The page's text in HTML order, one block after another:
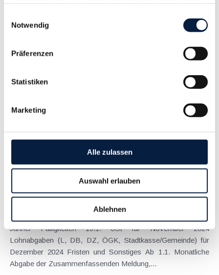
gesammelt haben.
Notwendig
Präferenzen
Statistiken
Marketing
Alle zulassen
Auswahl erlauben
Ablehnen
Bonuszahlungen bis zu 1.000 € einem oder mehreren
Kein Sachbezug für Abstell- und Garagenplätze bei
Das BFG hatte sich (GZ RV/7103968/2024 vom 27. Mai 2025)
mit der Frage auseinanderzusetzen, ob die unentgeltliche
durch den Arbeitgeber in einem Bereich, in dem ein so
genanntes "Parkpickerl" benötigt wird, auch dann...
Langtext
empfehlen drucken
Steuertermine 2025
Jänner Fälligkeiten 15.1. USt für November 2024
Lohnabgaben (L, DB, DZ, ÖGK, Stadtkasse/Gemeinde) für
Dezember 2024 Fristen und Sonstiges Ab 1.1. Monatliche
Abgabe der Zusammenfassenden Meldung,...